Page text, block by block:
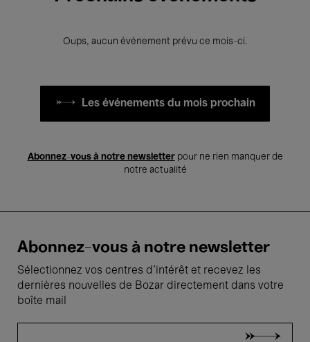
Oups, aucun événement prévu ce mois-ci.
Les événements du mois prochain
Abonnez-vous à notre newsletterpour ne rien manquer de
notre actualité
Abonnez-vous à notre newsletter
Sélectionnez vos centres d'intérêt et recevez les
dernières nouvelles de Bozar directement dans votre
boîte mail